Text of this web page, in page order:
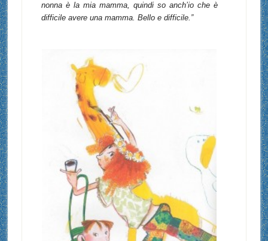
nonna è la mia mamma, quindi so anch’io che è
difficile avere una mamma. Bello e difficile.”